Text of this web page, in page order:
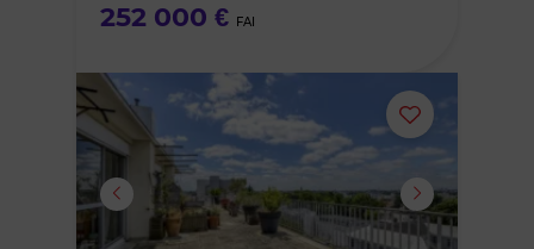
252 000 € FAI
Ajouter
ou
supprimer